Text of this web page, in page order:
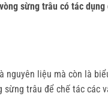
sừng trâu có tác dụng
liệu mà còn là
trâu để chế tác các